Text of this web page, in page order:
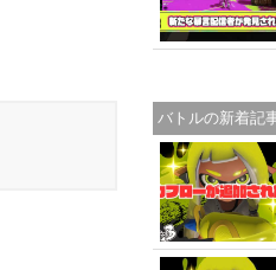
バトルの新着記